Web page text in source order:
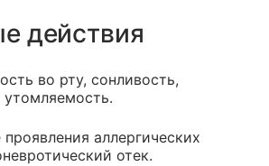
действия
во рту, сонливость,
утомляемость.
аллергических
отек.